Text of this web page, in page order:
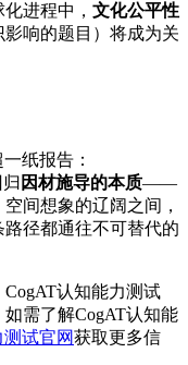
进程中， 文化公平性
响的题目）将成为关
纸报告：
因材施导的本质——
间想象的辽阔之间，
径都通往不可替代的
认知能力测试
需了解CogAT认知能
试官网获取更多信